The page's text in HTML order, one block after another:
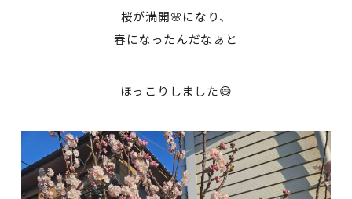
桜が満開🌸になり、
春になったんだなぁと
ほっこりしました😄